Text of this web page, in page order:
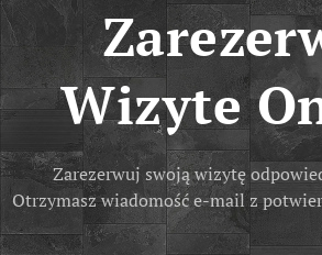
Wizyte
Zarezerwuj swoją wizytę
Otrzymasz wiadomość e-mail z